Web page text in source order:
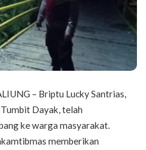
– Briptu Lucky Santrias,
Dayak, telah
ke warga masyarakat.
memberikan